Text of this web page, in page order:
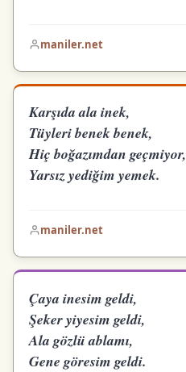
maniler.net
Karşıda ala inek,
Tüyleri benek benek,
Hiç boğazımdan geçmiyor,
Yarsız yediğim yemek.
maniler.net
Çaya inesim geldi,
Şeker yiyesim geldi,
Ala gözlü ablamı,
Gene göresim geldi.